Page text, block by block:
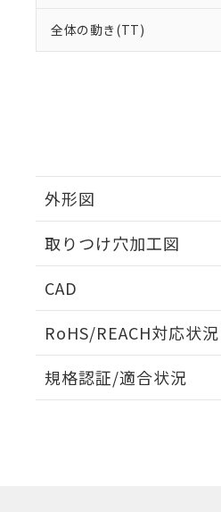
全体の動き(TT)
外形図
取りつけ穴加工図
CAD
RoHS/REACH対応状況
EU RoHS 注意事項・凡例
規格認証/適合状況